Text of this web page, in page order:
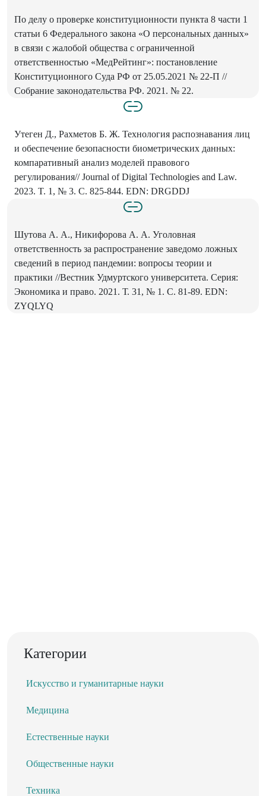
По делу о проверке конституционности пункта 8 части 1
статьи 6 Федерального закона «О персональных данных»
в связи с жалобой общества с ограниченной
ответственностью «МедРейтинг»: постановление
Конституционного Суда РФ от 25.05.2021 № 22-П //
Собрание законодательства РФ. 2021. № 22.
Утеген Д., Рахметов Б. Ж. Технология распознавания лиц
и обеспечение безопасности биометрических данных:
компаративный анализ моделей правового
регулирования// Journal of Digital Technologies and Law.
2023. T. 1, № 3. C. 825-844. EDN: DRGDDJ
Шутова А. А., Никифорова А. А. Уголовная
ответственность за распространение заведомо ложных
сведений в период пандемии: вопросы теории и
практики //Вестник Удмуртского университета. Серия:
Экономика и право. 2021. Т. 31, № 1. С. 81-89. EDN:
ZYQLYQ
Категории
Искусство и гуманитарные науки
Медицина
Естественные науки
Общественные науки
Техника